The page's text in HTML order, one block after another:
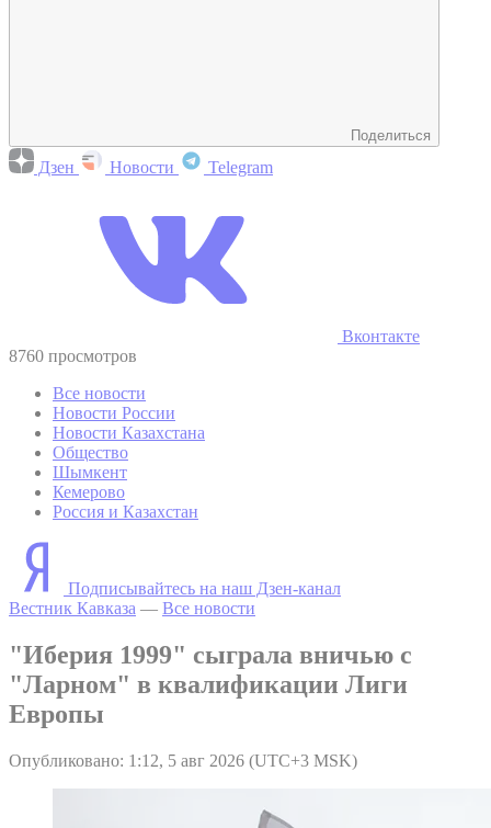
Поделиться
Дзен Новости Telegram
Вконтакте
8760 просмотров
Все новости
Новости России
Новости Казахстана
Общество
Шымкент
Кемерово
Россия и Казахстан
Подписывайтесь на наш Дзен-канал
Вестник Кавказа — Все новости
"Иберия 1999" сыграла вничью с
"Ларном" в квалификации Лиги
Европы
Опубликовано: 1:12, 5 авг 2026 (UTC+3 MSK)